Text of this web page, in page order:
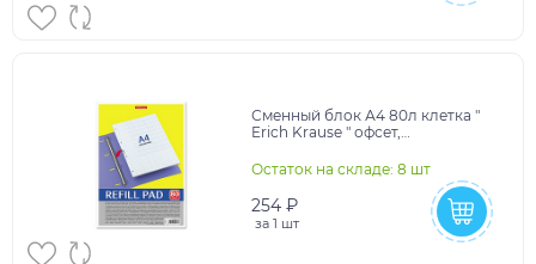
Сменный блок А4 80л клетка "
Erich Krause " офсет,
отверстия, индивид
Остаток на складе: 8 шт
254 ₽
за 1 шт